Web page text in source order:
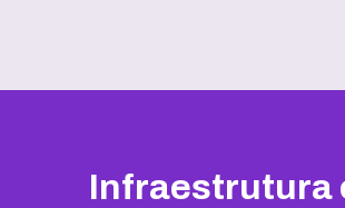
Infraestrutura